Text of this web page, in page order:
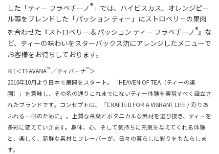
した「ティー フラペチーノ ® 」では、ハイビスカス、オレンジピー
ル等をブレンドした「パッション ティー」にストロベリーの果肉
を合わせた『ストロベリー & パッション ティー フラペチーノ ®』な
ど、ティーの味わいをスターバックス流にアレンジしたメニューで
お客様をお待ちしております。
※1＜TEAVANA™ ／ティバーナ™＞
2016年10月より日本で展開をスタート。「HEAVEN OF TEA（ティーの楽
園）」を意味し、その名の通りこれまでにないティー体験を実現すべく設立さ
れたブランドです。コンセプトは、「CRAFTED FOR A VIBRANT LIFE / 彩りあ
ふれる一日のために」。上質な茶葉とボタニカルな素材を選び抜き、ティーを
多彩に変えていきます。身体、心、そして気持ちに元気を与えてくれる体験
と、楽しく、新鮮な素材とフレーバーが、日々の暮らしに彩りをもたらしま
す。